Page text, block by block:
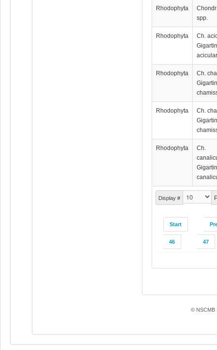
Display #
Start
46 47
Rhodophyta
spp.
Rhodophyta
Ch.
Rhodophyta
Ch.
Rhodophyta
Ch.
Rhodophyta
Ch.
© NSCMB